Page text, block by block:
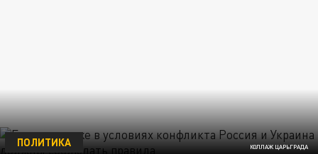
КОЛЛАЖ ЦАРЬГРАДА
ПОЛИТИКА